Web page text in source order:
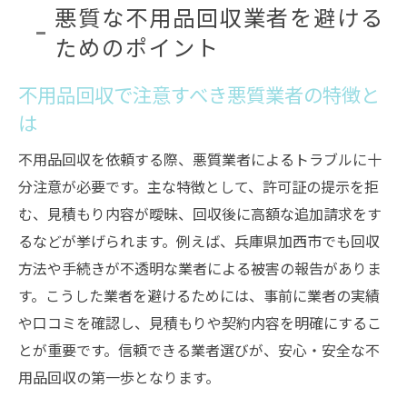
悪質な不用品回収業者を避ける
ためのポイント
不用品回収で注意すべき悪質業者の特徴と
は
不用品回収を依頼する際、悪質業者によるトラブルに十
分注意が必要です。主な特徴として、許可証の提示を拒
む、見積もり内容が曖昧、回収後に高額な追加請求をす
るなどが挙げられます。例えば、兵庫県加西市でも回収
方法や手続きが不透明な業者による被害の報告がありま
す。こうした業者を避けるためには、事前に業者の実績
や口コミを確認し、見積もりや契約内容を明確にするこ
とが重要です。信頼できる業者選びが、安心・安全な不
用品回収の第一歩となります。